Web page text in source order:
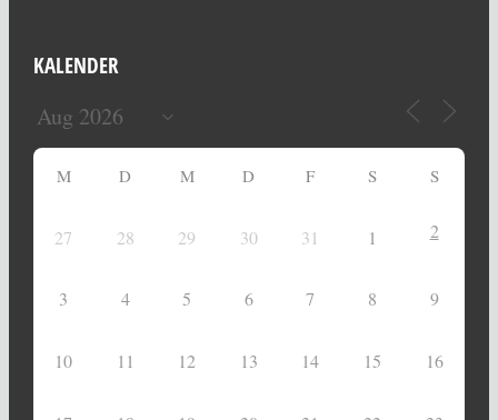
KALENDER
M D M D F S S
27 28 29 30 31 1 2
3 4 5 6 7 8 9
10 11 12 13 14 15 16